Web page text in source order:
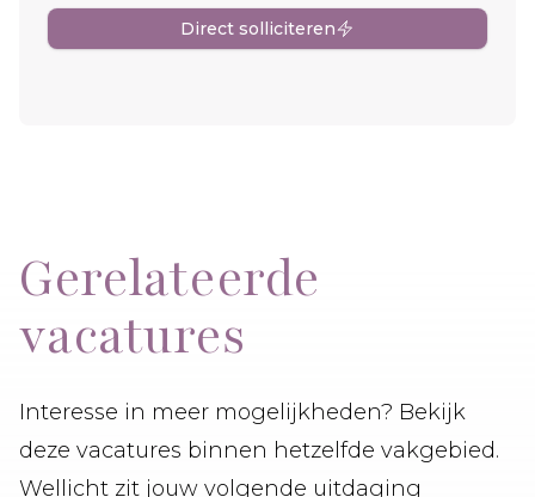
Direct solliciteren
Gerelateerde
vacatures
Interesse in meer mogelijkheden? Bekijk
deze vacatures binnen hetzelfde vakgebied.
Wellicht zit jouw volgende uitdaging